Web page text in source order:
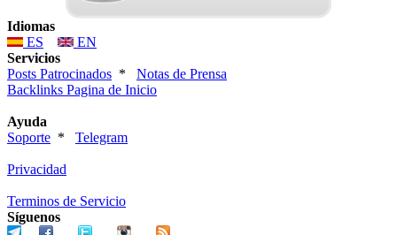
Idiomas
ES
EN
Servicios
Posts Patrocinados * Notas de Prensa
Backlinks Pagina de Inicio
Ayuda
Soporte * Telegram
Privacidad
Terminos de Servicio
Síguenos